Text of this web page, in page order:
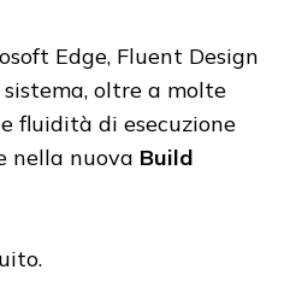
Edge, Fluent Design
oltre a molte
fluidità di esecuzione
nella nuova Build